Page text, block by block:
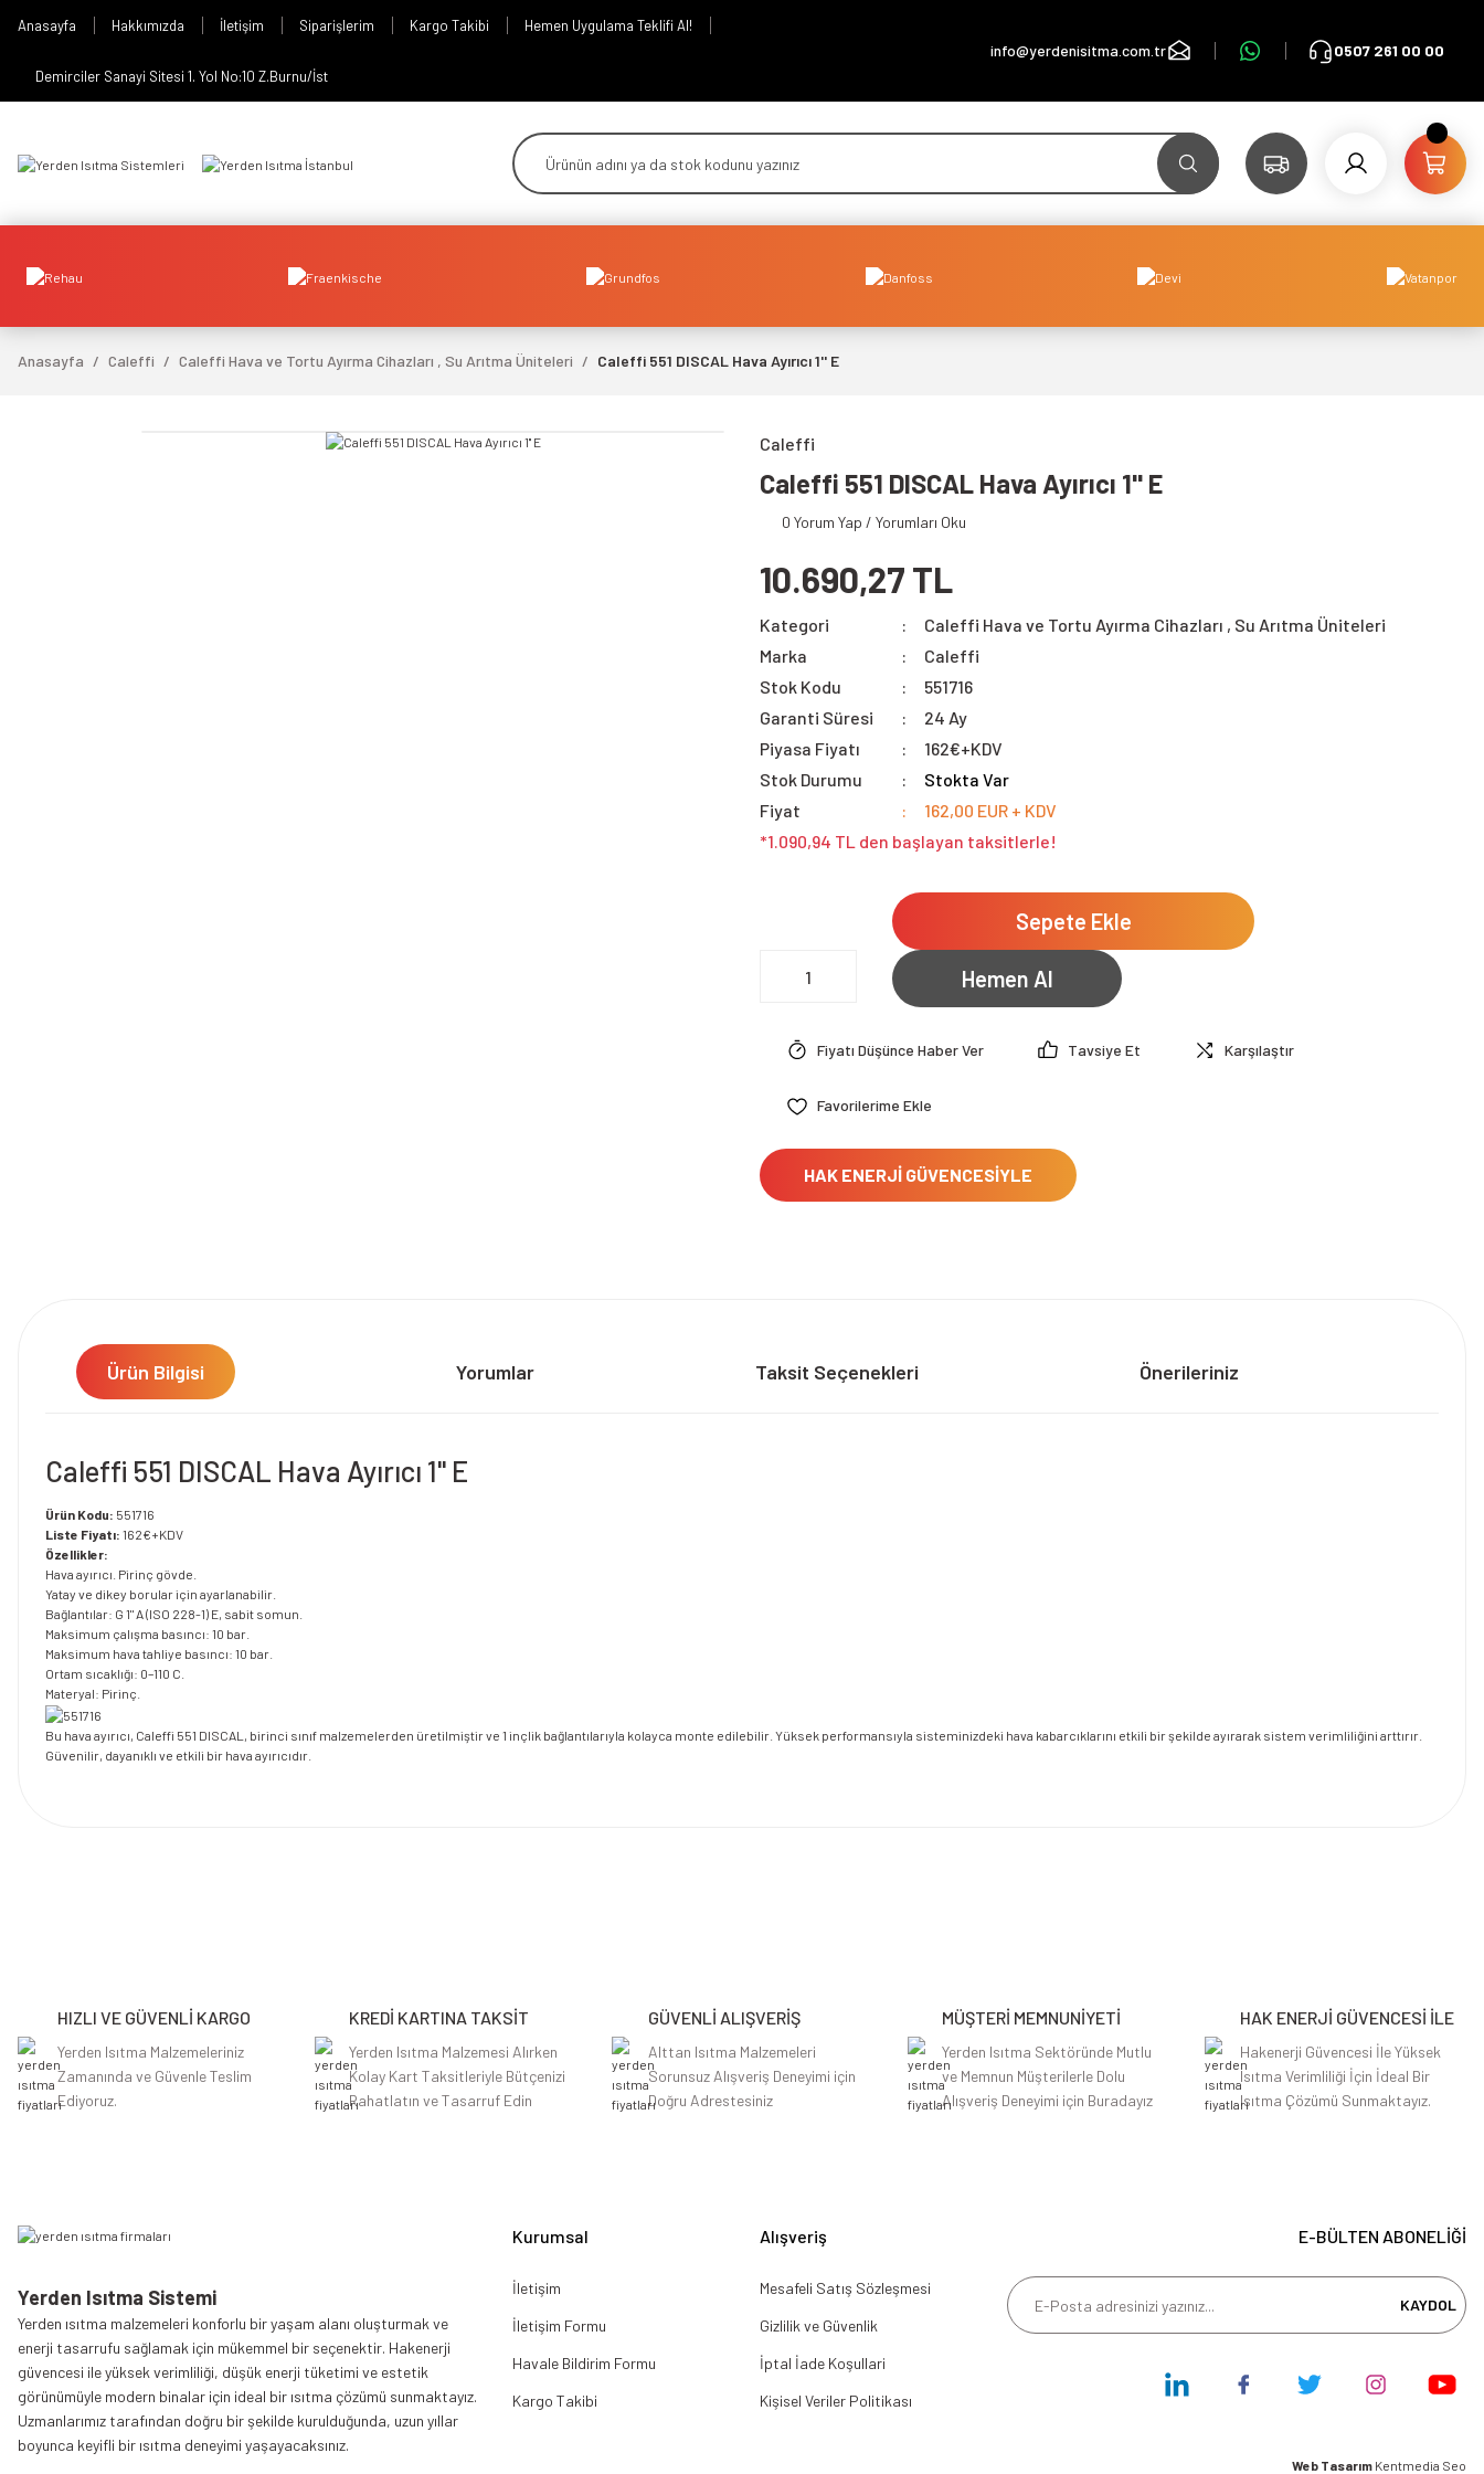
Anasayfa Hakkımızda İletişim Siparişlerim Kargo Takibi Hemen Uygulama Teklifi Al!
Demirciler Sanayi Sitesi 1. Yol No:10 Z.Burnu/İst
info@yerdenisitma.com.tr 0507 261 00 00
Anasayfa Caleffi Caleffi Hava ve Tortu Ayırma Cihazları , Su Arıtma Üniteleri Caleffi 551 DISCAL Hava Ayırıcı 1'' E
Caleffi
Caleffi 551 DISCAL Hava Ayırıcı 1'' E
0 Yorum Yap / Yorumları Oku
10.690,27 TL
Kategori
Caleffi Hava ve Tortu Ayırma Cihazları , Su Arıtma Üniteleri
Marka
Caleffi
Stok Kodu
551716
Garanti Süresi
24 Ay
Piyasa Fiyatı
162€+KDV
Stok Durumu
Stokta Var
Fiyat
162,00 EUR + KDV
*1.090,94 TL den başlayan taksitlerle!
Sepete Ekle
Hemen Al
Fiyatı Düşünce Haber Ver Tavsiye Et Karşılaştır
HAK ENERJİ GÜVENCESİYLE
Ürün Bilgisi Yorumlar Taksit Seçenekleri Önerileriniz
Caleffi 551 DISCAL Hava Ayırıcı 1" E
Ürün Kodu: 551716
Liste Fiyatı: 162€+KDV
Özellikler:
Hava ayırıcı. Pirinç gövde.
Yatay ve dikey borular için ayarlanabilir.
Bağlantılar: G 1" A (ISO 228-1) E, sabit somun.
Maksimum çalışma basıncı: 10 bar.
Maksimum hava tahliye basıncı: 10 bar.
Ortam sıcaklığı: 0–110 C.
Materyal: Pirinç.
Bu hava ayırıcı, Caleffi 551 DISCAL, birinci sınıf malzemelerden üretilmiştir ve 1 inçlik bağlantılarıyla kolayca monte edilebilir. Yüksek performansıyla sisteminizdeki hava kabarcıklarını etkili bir şekilde ayırarak sistem verimliliğini arttırır.
Güvenilir, dayanıklı ve etkili bir hava ayırıcıdır.
Ürün bilgilerinde hatalar bulunuyor.
Ürün fiyatı diğer sitelerden daha pahalı.
Bu ürüne benzer farklı alternatifler olmalı.
HIZLI VE GÜVENLİ KARGO
Yerden Isıtma Malzemeleriniz
Zamanında ve Güvenle Teslim
Ediyoruz.
KREDİ KARTINA TAKSİT
Yerden Isıtma Malzemesi Alırken
Kolay Kart Taksitleriyle Bütçenizi
Rahatlatın ve Tasarruf Edin
GÜVENLİ ALIŞVERİŞ
Alttan Isıtma Malzemeleri
Sorunsuz Alışveriş Deneyimi için
Doğru Adrestesiniz
MÜŞTERİ MEMNUNİYETİ
Yerden Isıtma Sektöründe Mutlu
ve Memnun Müşterilerle Dolu
Alışveriş Deneyimi için Buradayız
HAK ENERJİ GÜVENCESİ İLE
Hakenerji Güvencesi İle Yüksek
Isıtma Verimliliği İçin İdeal Bir
Isıtma Çözümü Sunmaktayız.
Yerden Isıtma Sistemi
Yerden ısıtma malzemeleri konforlu bir yaşam alanı oluşturmak ve
enerji tasarrufu sağlamak için mükemmel bir seçenektir. Hakenerji
güvencesi ile yüksek verimliliği, düşük enerji tüketimi ve estetik
görünümüyle modern binalar için ideal bir ısıtma çözümü sunmaktayız.
Uzmanlarımız tarafından doğru bir şekilde kurulduğunda, uzun yıllar
boyunca keyifli bir ısıtma deneyimi yaşayacaksınız.
Kurumsal
İletişim
İletişim Formu
Havale Bildirim Formu
Kargo Takibi
Alışveriş
Mesafeli Satış Sözleşmesi
Gizlilik ve Güvenlik
İptal İade Koşullari
Kişisel Veriler Politikası
E-BÜLTEN ABONELİĞİ
KAYDOL
Web Tasarım Kentmedia Seo